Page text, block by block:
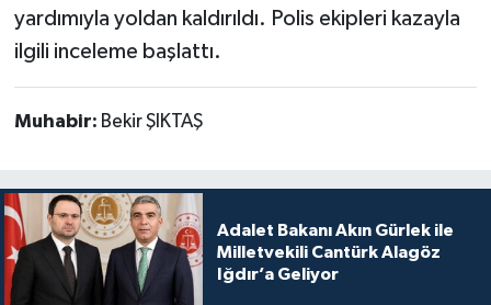
yardımıyla yoldan kaldırıldı. Polis ekipleri kazayla
ilgili inceleme başlattı.
Muhabir: Bekir ŞIKTAŞ
Adalet Bakanı Akın Gürlek ile
Milletvekili Cantürk Alagöz
Iğdır’a Geliyor